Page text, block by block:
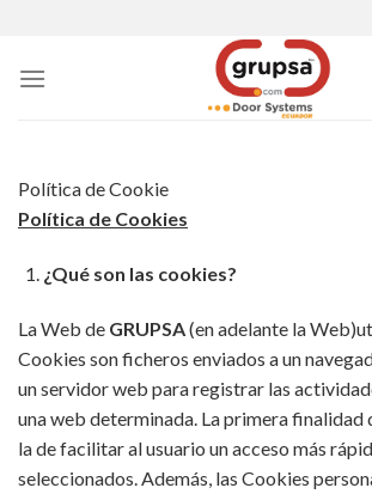
content
Política de Cookie
Política de Cookies
¿Qué son las cookies?
La Web de GRUPSA(en adelante la
Cookies son ficheros enviados a un
un servidor web para registrar las
una web determinada. La primera finalidad
la de facilitar al usuario un acceso más
seleccionados. Además, las Cookies